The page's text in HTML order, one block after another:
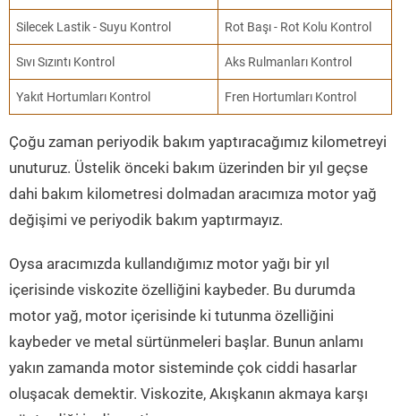
Silecek Lastik - Suyu Kontrol Rot Başı - Rot Kolu Kontrol
Sıvı Sızıntı Kontrol Aks Rulmanları Kontrol
Yakıt Hortumları Kontrol Fren Hortumları Kontrol
Çoğu zaman periyodik bakım yaptıracağımız kilometreyi
unuturuz. Üstelik önceki bakım üzerinden bir yıl geçse
dahi bakım kilometresi dolmadan aracımıza motor yağ
değişimi ve periyodik bakım yaptırmayız.
Oysa aracımızda kullandığımız motor yağı bir yıl
içerisinde viskozite özelliğini kaybeder. Bu durumda
motor yağ, motor içerisinde ki tutunma özelliğini
kaybeder ve metal sürtünmeleri başlar. Bunun anlamı
yakın zamanda motor sisteminde çok ciddi hasarlar
oluşacak demektir. Viskozite, Akışkanın akmaya karşı